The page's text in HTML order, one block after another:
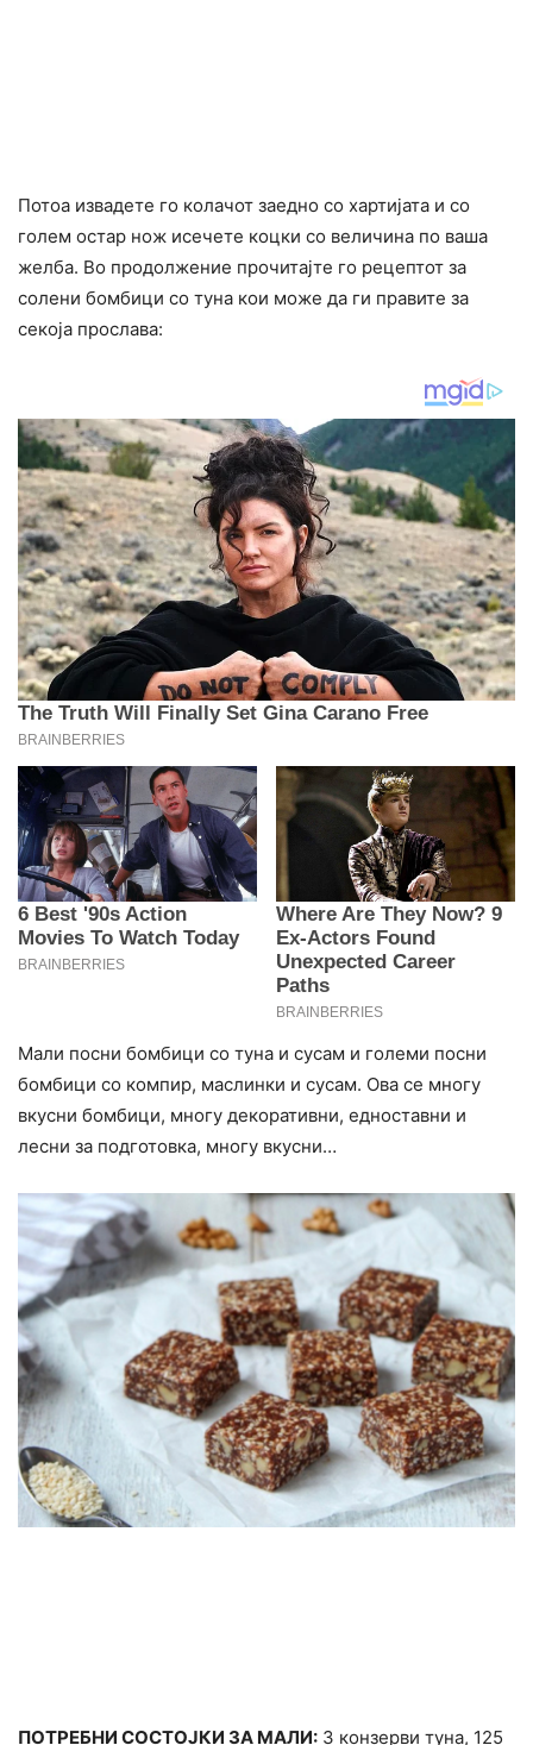
Потоа извадете го колачот заедно со хартијата и со
голем остар нож исечете коцки со величина по ваша
желба. Во продолжение прочитајте го рецептот за
солени бомбици со туна кои може да ги правите за
секоја прослава:
Мали посни бомбици со туна и сусам и големи посни
бомбици со компир, маслинки и сусам. Ова се многу
вкусни бомбици, многу декоративни, едноставни и
лесни за подготовка, многу вкусни…
ПОТРЕБНИ СОСТОЈКИ ЗА МАЛИ: 3 конзерви туна, 125